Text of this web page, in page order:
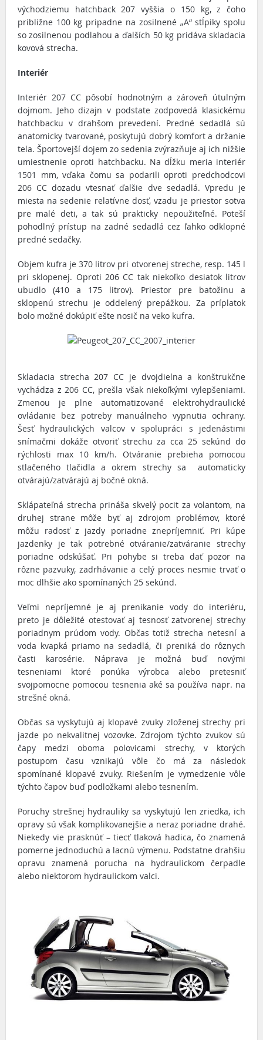
východziemu hatchback 207 vyššia o 150 kg, z čoho
približne 100 kg pripadne na zosilnené „A“ stĺpiky spolu
so zosilnenou podlahou a ďalších 50 kg pridáva skladacia
kovová strecha.
Interiér
Interiér 207 CC pôsobí hodnotným a zároveň útulným
dojmom. Jeho dizajn v podstate zodpovedá klasickému
hatchbacku v drahšom prevedení. Predné sedadlá sú
anatomicky tvarované, poskytujú dobrý komfort a držanie
tela. Športovejší dojem zo sedenia zvýrazňuje aj ich nižšie
umiestnenie oproti hatchbacku. Na dĺžku meria interiér
1501 mm, vďaka čomu sa podarili oproti predchodcovi
206 CC dozadu vtesnať ďalšie dve sedadlá. Vpredu je
miesta na sedenie relatívne dosť, vzadu je priestor sotva
pre malé deti, a tak sú prakticky nepoužiteľné. Poteší
pohodlný prístup na zadné sedadlá cez ľahko odklopné
predné sedačky.
Objem kufra je 370 litrov pri otvorenej streche, resp. 145 l
pri sklopenej. Oproti 206 CC tak niekoľko desiatok litrov
ubudlo (410 a 175 litrov). Priestor pre batožinu a
sklopenú strechu je oddelený prepážkou. Za príplatok
bolo možné dokúpiť ešte nosič na veko kufra.
Skladacia strecha 207 CC je dvojdielna a konštrukčne
vychádza z 206 CC, prešla však niekoľkými vylepšeniami.
Zmenou je plne automatizované elektrohydraulické
ovládanie bez potreby manuálneho vypnutia ochrany.
Šesť hydraulických valcov v spolupráci s jedenástimi
snímačmi dokáže otvoriť strechu za cca 25 sekúnd do
rýchlosti max 10 km/h. Otváranie prebieha pomocou
stlačeného tlačidla a okrem strechy sa automaticky
otvárajú/zatvárajú aj bočné okná.
Sklápateľná strecha prináša skvelý pocit za volantom, na
druhej strane môže byť aj zdrojom problémov, ktoré
môžu radosť z jazdy poriadne znepríjemniť. Pri kúpe
jazdenky je tak potrebné otváranie/zatváranie strechy
poriadne odskúšať. Pri pohybe si treba dať pozor na
rôzne pazvuky, zadrhávanie a celý proces nesmie trvať o
moc dlhšie ako spomínaných 25 sekúnd.
Veľmi nepríjemné je aj prenikanie vody do interiéru,
preto je dôležité otestovať aj tesnosť zatvorenej strechy
poriadnym prúdom vody. Občas totiž strecha netesní a
voda kvapká priamo na sedadlá, či preniká do rôznych
časti karosérie. Náprava je možná buď novými
tesneniami ktoré ponúka výrobca alebo pretesniť
svojpomocne pomocou tesnenia aké sa používa napr. na
strešné okná.
Občas sa vyskytujú aj klopavé zvuky zloženej strechy pri
jazde po nekvalitnej vozovke. Zdrojom týchto zvukov sú
čapy medzi oboma polovicami strechy, v ktorých
postupom času vznikajú vôle čo má za následok
spomínané klopavé zvuky. Riešením je vymedzenie vôle
týchto čapov buď podložkami alebo tesnením.
Poruchy strešnej hydrauliky sa vyskytujú len zriedka, ich
opravy sú však komplikovanejšie a neraz poriadne drahé.
Niekedy vie prasknúť – tiecť tlaková hadica, čo znamená
pomerne jednoduchú a lacnú výmenu. Podstatne drahšiu
opravu znamená porucha na hydraulickom čerpadle
alebo niektorom hydraulickom valci.